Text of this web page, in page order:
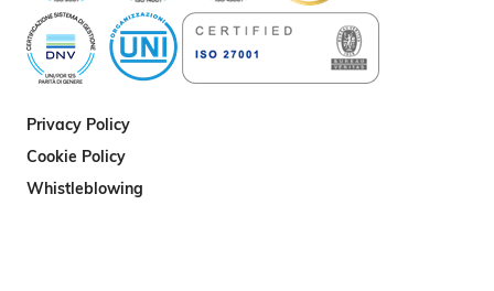
Privacy Policy
Cookie Policy
Whistleblowing